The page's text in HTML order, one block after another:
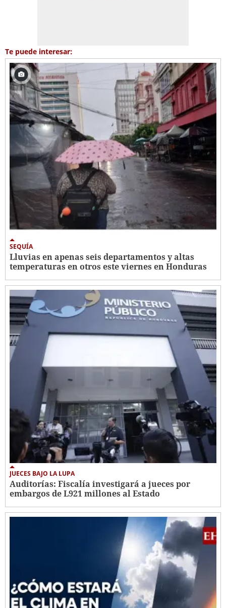
Te puede interesar:
SEQUÍA
Lluvias en apenas seis departamentos y altas
temperaturas en otros este viernes en Honduras
JUECES BAJO LA LUPA
Auditorías: Fiscalía investigará a jueces por
embargos de L921 millones al Estado